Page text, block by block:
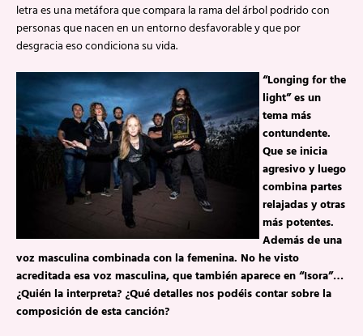
letra es una metáfora que compara la rama del árbol podrido con
personas que nacen en un entorno desfavorable y que por
desgracia eso condiciona su vida.
“Longing for the
light” es un
tema más
contundente.
Que se inicia
agresivo y luego
combina partes
relajadas y otras
más potentes.
Además de una
voz masculina combinada con la femenina. No he visto
acreditada esa voz masculina, que también aparece en “Isora”…
¿Quién la interpreta? ¿Qué detalles nos podéis contar sobre la
composición de esta canción?